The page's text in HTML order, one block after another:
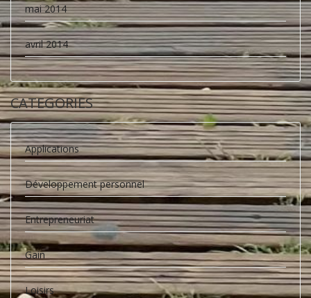
mai 2014
avril 2014
CATEGORIES
Applications
Développement personnel
Entrepreneuriat
Gain
Loisirs